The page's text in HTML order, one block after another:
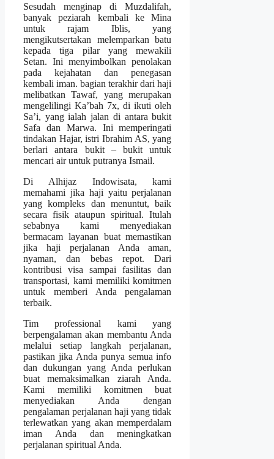
Sesudah menginap di Muzdalifah,
banyak peziarah kembali ke Mina
untuk rajam Iblis, yang
mengikutsertakan melemparkan batu
kepada tiga pilar yang mewakili
Setan. Ini menyimbolkan penolakan
pada kejahatan dan penegasan
kembali iman. bagian terakhir dari haji
melibatkan Tawaf, yang merupakan
mengelilingi Ka’bah 7x, di ikuti oleh
Sa’i, yang ialah jalan di antara bukit
Safa dan Marwa. Ini memperingati
tindakan Hajar, istri Ibrahim AS, yang
berlari antara bukit – bukit untuk
mencari air untuk putranya Ismail.
Di Alhijaz Indowisata, kami
memahami jika haji yaitu perjalanan
yang kompleks dan menuntut, baik
secara fisik ataupun spiritual. Itulah
sebabnya kami menyediakan
bermacam layanan buat memastikan
jika haji perjalanan Anda aman,
nyaman, dan bebas repot. Dari
kontribusi visa sampai fasilitas dan
transportasi, kami memiliki komitmen
untuk memberi Anda pengalaman
terbaik.
Tim professional kami yang
berpengalaman akan membantu Anda
melalui setiap langkah perjalanan,
pastikan jika Anda punya semua info
dan dukungan yang Anda perlukan
buat memaksimalkan ziarah Anda.
Kami memiliki komitmen buat
menyediakan Anda dengan
pengalaman perjalanan haji yang tidak
terlewatkan yang akan memperdalam
iman Anda dan meningkatkan
perjalanan spiritual Anda.